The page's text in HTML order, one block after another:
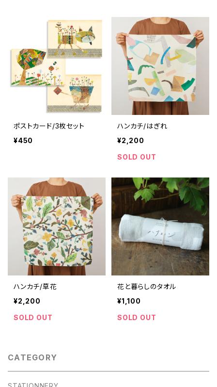
ポストカード/3枚セット
¥450
ハンカチ/はぎれ
¥2,200
SOLD OUT
ハンカチ/草花
¥2,200
SOLD OUT
花と暮らしのタオル
¥1,100
SOLD OUT
CATEGORY